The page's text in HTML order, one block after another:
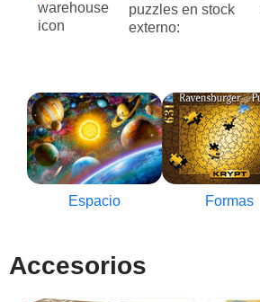
puzzles en stock
externo:
Espacio Formas
Accesorios